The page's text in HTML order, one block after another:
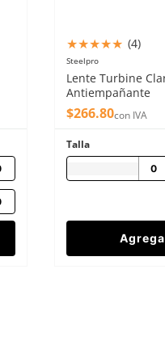
★★★★★ (4)
Steelpro
Lente Turbine
Antiempañante
$266.80con IVA
Talla